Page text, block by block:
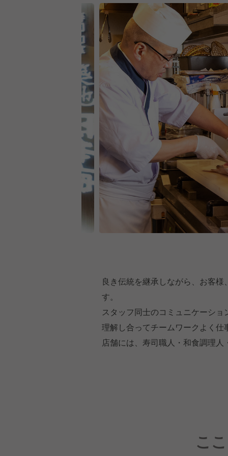
良き伝統を継承しながら、お客
す。
スタッフ同士のコミュニケーシ
理解し合ってチームワークよく仕
店舗には、寿司職人・和食調理
こ